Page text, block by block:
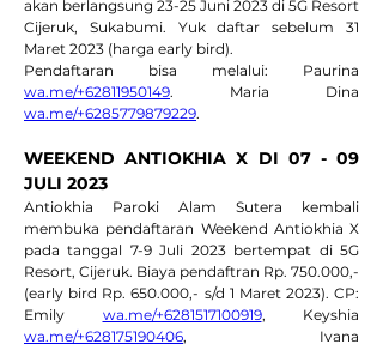
akan berlangsung 23-25 Juni 2023 di 5G Resort
Cijeruk, Sukabumi. Yuk daftar sebelum 31
Maret 2023 (harga early bird).
wa.me/+62811950149
wa.me/+6285779879229.
WEEKEND ANTIOKHIA X DI 07 - 09
JULI 2023
Antiokhia Paroki Alam Sutera kembali
membuka pendaftaran Weekend Antiokhia X
pada tanggal 7-9 Juli 2023 bertempat di 5G
Resort, Cijeruk. Biaya pendaftran Rp. 750.000,-
(early bird Rp. 650.000,- s/d 1 Maret 2023). CP:
Emily wa.me/+6281517100919
wa.me/+628175190406